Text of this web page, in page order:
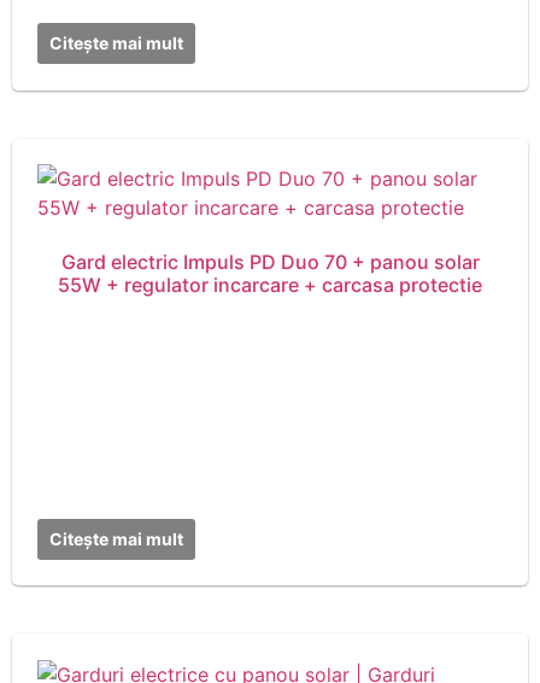
Citește mai mult
Gard electric Impuls PD Duo 70 + panou solar
55W + regulator incarcare + carcasa protectie
Citește mai mult